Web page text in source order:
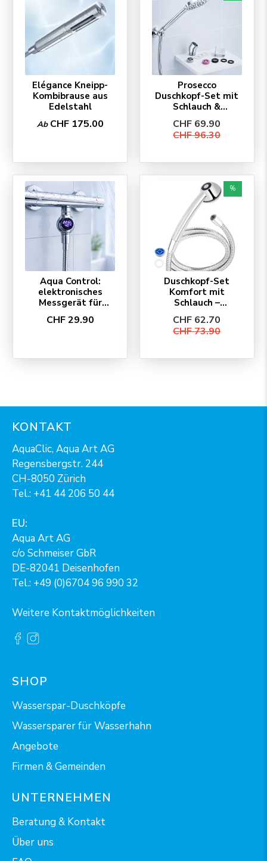
Elégance Kneipp-
Kombibrause aus
Edelstahl
Ab CHF 175.00
Prosecco
Duschkopf-Set mit
Schlauch &
CHF 69.90
CHF 96.30
Aqua Control:
elektronisches
Messgerät für
CHF 29.90
%
Duschkopf-Set
Komfort mit
Schlauch –
EcoChrome
CHF 62.70
CHF 73.90
KONTAKT
AquaClic, Aqua Art AG
Regensbergstr. 244
CH-8050 Zürich
Tel.: +41 44 206 50 44
EU:
Aqua Art AG
c/o Schmeiser GbR
DE-82041 Deisenhofen
Tel.: +49 (0)6704 96 990 32
Weitere Kontaktmöglichkeiten
SHOP
Wasserspar-Duschköpfe
Wassersparer für Wasserhahn
Angebote
Firmen & Gemeinden
UNTERNEHMEN
Beratung & Kontakt
Über uns